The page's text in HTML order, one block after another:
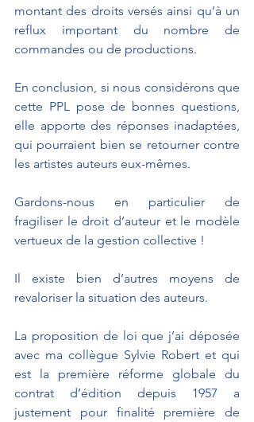
montant des droits versés ainsi qu’à un
reflux important du nombre de
commandes ou de productions.
En conclusion, si nous considérons que
cette PPL pose de bonnes questions,
elle apporte des réponses inadaptées,
qui pourraient bien se retourner contre
les artistes auteurs eux-mêmes.
Gardons-nous en particulier de
fragiliser le droit d’auteur et le modèle
vertueux de la gestion collective !
Il existe bien d’autres moyens de
revaloriser la situation des auteurs.
La proposition de loi que j’ai déposée
avec ma collègue Sylvie Robert et qui
est la première réforme globale du
contrat d’édition depuis 1957 a
justement pour finalité première de